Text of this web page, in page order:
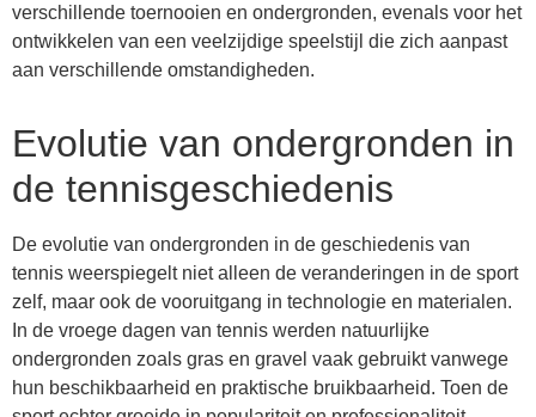
verschillende toernooien en ondergronden, evenals voor het
ontwikkelen van een veelzijdige speelstijl die zich aanpast
aan verschillende omstandigheden.
Evolutie van ondergronden in
de tennisgeschiedenis
De evolutie van ondergronden in de geschiedenis van
tennis weerspiegelt niet alleen de veranderingen in de sport
zelf, maar ook de vooruitgang in technologie en materialen.
In de vroege dagen van tennis werden natuurlijke
ondergronden zoals gras en gravel vaak gebruikt vanwege
hun beschikbaarheid en praktische bruikbaarheid. Toen de